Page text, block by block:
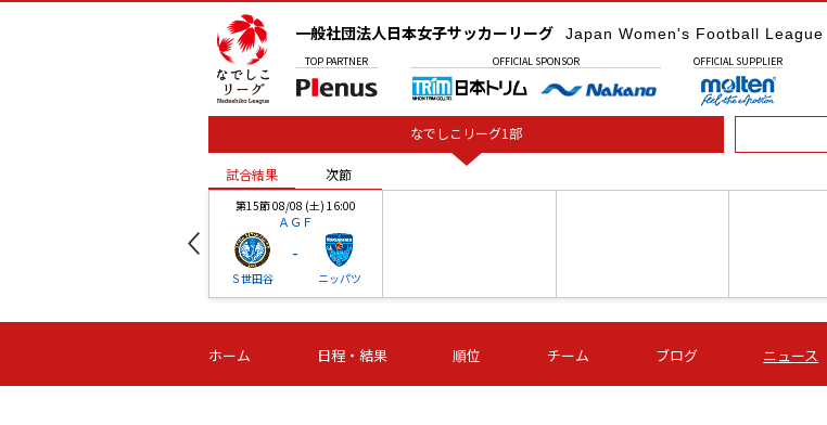
一般社団法人日本女子サッカーリーグ Japan Women's Football League
TOP PARTNER OFFICIAL SPONSOR OFFICIAL SUPPLIER
なでしこリーグ1部
試合結果 次節
第15節 08/08 (土) 16:00
ＡＧＦ
Ｓ世田谷
-
ニッパツ
-
第16節 09/05 (土) 15:00
ニッパツ
-
第16節 09/05 (土) 15:00
石人の星
-
第16節 09/05 (土) 16:00
ＡＧＦ
-
いちご
-
試合結果 次節
ホーム 日程・結果 順位 チーム ブログ ニュース